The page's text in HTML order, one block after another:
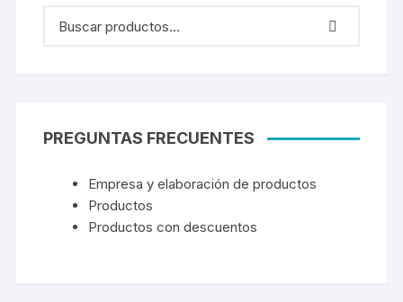
PREGUNTAS FRECUENTES
Empresa y elaboración de productos
Productos
Productos con descuentos